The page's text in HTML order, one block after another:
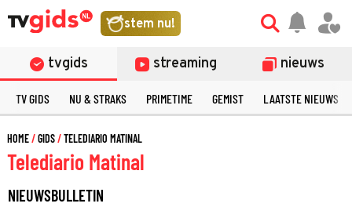
stem nu!
tvgids streaming nieuws
TV GIDS NU & STRAKS PRIMETIME GEMIST LAATSTE NIEUWS
HOME GIDS TELEDIARIO MATINAL
Telediario Matinal
NIEUWSBULLETIN